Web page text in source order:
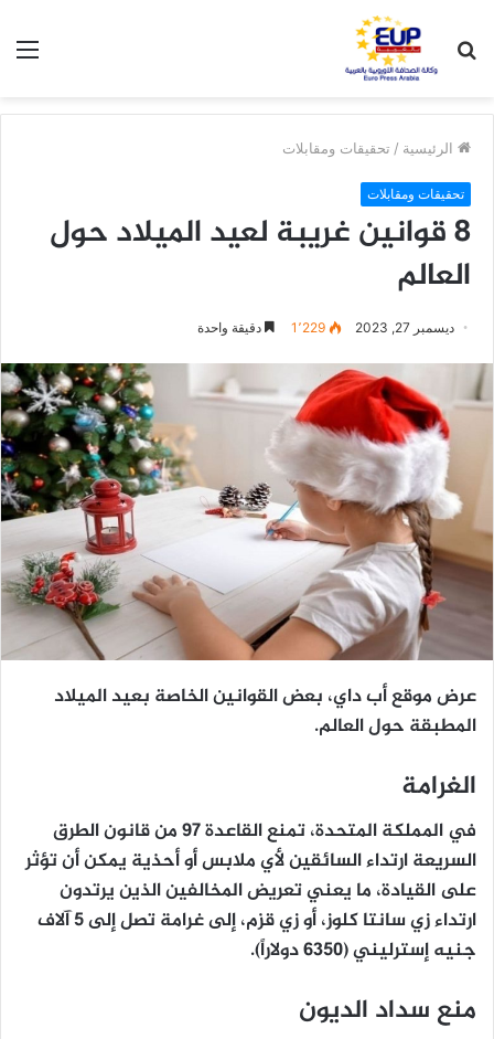
عن
الرئيسية / تحقيقات ومقابلات
تحقيقات ومقابلات
8 قوانين غريبة لعيد الميلاد حول
العالم
ديسمبر 27, 2023 1٬229 دقيقة واحدة
عرض موقع أب داي، بعض القوانين الخاصة بعيد الميلاد
المطبقة حول العالم.
الغرامة
في المملكة المتحدة، تمنع القاعدة 97 من قانون الطرق
السريعة ارتداء السائقين لأي ملابس أو أحذية يمكن أن تؤثر
على القيادة، ما يعني تعريض المخالفين الذين يرتدون
ارتداء زي سانتا كلوز، أو زي قزم، إلى غرامة تصل إلى 5 آلاف
جنيه إسترليني (6350 دولاراً).
منع سداد الديون